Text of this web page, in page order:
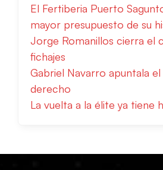
El Fertiberia Puerto
mayor presupuesto de su
Jorge Romanillos cierra el
fichajes
Gabriel Navarro apuntala
derecho
La vuelta a la élite ya tiene